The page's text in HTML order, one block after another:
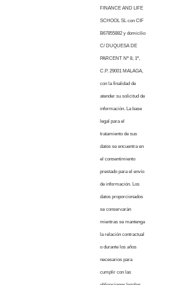
FINANCE AND LIFE
SCHOOL SL con CIF
B67855882 y domicilio
C/ DUQUESA DE
PARCENT Nº 8, 1º,
C.P. 29001 MALAGA,
con la finalidad de
atender su solicitud de
información. La base
legal para el
tratamiento de sus
datos se encuentra en
el consentimiento
prestado para el envío
de información. Los
datos proporcionados
se conservarán
mientras se mantenga
la relación contractual
o durante los años
necesarios para
cumplir con las